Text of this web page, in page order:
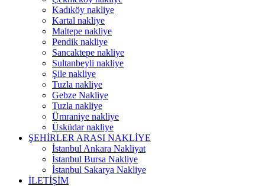
Kadıköy nakliye
Kartal nakliye
Maltepe nakliye
Pendik nakliye
Sancaktepe nakliye
Sultanbeyli nakliye
Şile nakliye
Tuzla nakliye
Gebze Nakliye
Tuzla nakliye
Ümraniye nakliye
Üsküdar nakliye
ŞEHİRLER ARASI NAKLİYE
İstanbul Ankara Nakliyat
İstanbul Bursa Nakliye
İstanbul Sakarya Nakliye
İLETİŞİM